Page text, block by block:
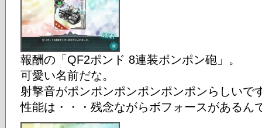
報酬の「QF2ポンド 8連装ポンポン砲」。
可愛い名前だな。
射撃音がポンポンポンポンポンポンらしいで
性能は・・・残念ながらボフォースがあるん